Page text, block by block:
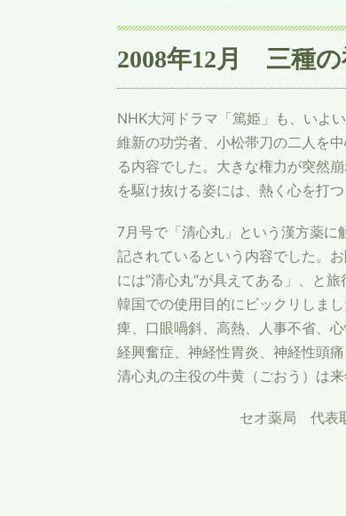
2008年12月 三種の
NHK大河ドラマ「篤姫」も、いよ
維新の功労者、小松帯刀の二人を
る内容でした。大きな権力が突然
を駆け抜ける姿には、熱く心を打つ
7月号で「清心丸」という漢方薬に
記されているという内容でした。
には”清心丸“が具えてある」、と
韓国での使用目的にビックリしま
痺、口眼喎斜、高熱、人事不省、
経興奮症、神経性胃炎、神経性頭
清心丸の主役の牛黄（ごおう）は
セオ薬局 代表